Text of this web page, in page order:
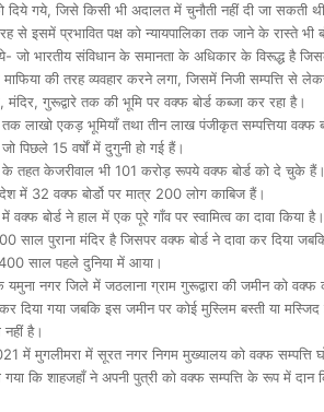
दिये गये, जिसे किसी भी अदालत में चुनौती नहीं दी जा सकती
से इसमें प्रभावित पक्ष को न्यायपालिका तक जाने के रास्ते भी
जो भारतीय संविधान के समानता के अधिकार के विरूद्ध है
की तरह व्यवहार करने लगा, जिसमें निजी सम्पत्ति से
मंदिर, गुरूद्वारे तक की भूमि पर वक्फ बोर्ड कब्जा कर रहा है।
लाखो एकड़ भूमियाँ तथा तीन लाख पंजीकृत सम्पत्तिया वक्फ
पिछले 15 वर्षों में दुगुनी हो गई हैं।
के तहत केजरीवाल भी 101 करोड़ रूपये वक्फ बोर्ड को दे चुके हैं।
देश में 32 वक्फ बोर्डो पर मात्र 200 लोग काबिज हैं।
वक्फ बोर्ड ने हाल में एक पूरे गाँव पर स्वामित्व का दावा किया है।
साल पुराना मंदिर है जिसपर वक्फ बोर्ड ने दावा कर दिया
साल पहले दुनिया में आया।
यमुना नगर जिले में जठलाना ग्राम गुरूद्वारा की जमीन को वक्फ
दिया गया जबकि इस जमीन पर कोई मुस्लिम बस्ती या मस्जिद
नहीं है।
में मुगलीमरा में सूरत नगर निगम मुख्यालय को वक्फ सम्पत्ति
गया कि शाहजहाँ ने अपनी पुत्री को वक्फ सम्पत्ति के रूप में दान